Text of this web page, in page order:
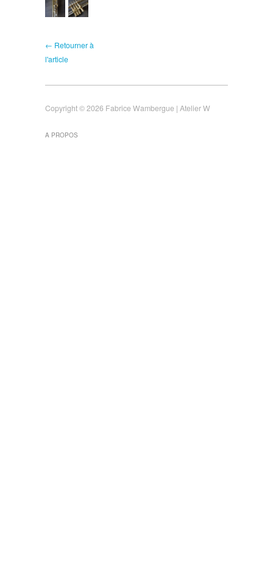
← Retourner à
l'article
Copyright © 2026 Fabrice Wambergue | Atelier W
A PROPOS